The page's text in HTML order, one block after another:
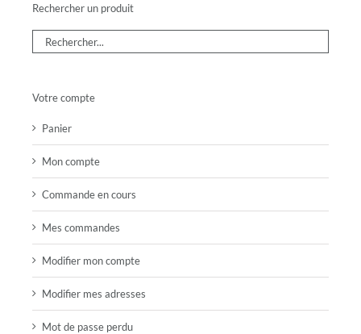
Rechercher un produit
Votre compte
Panier
Mon compte
Commande en cours
Mes commandes
Modifier mon compte
Modifier mes adresses
Mot de passe perdu